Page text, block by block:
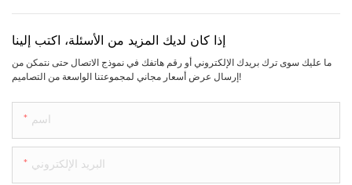
إذا كان لديك المزيد من الأسئلة، اكتب إلينا
ما عليك سوى ترك بريدك الإلكتروني أو رقم هاتفك في نموذج الاتصال حتى نتمكن من
إرسال عرض أسعار مجاني لمجموعتنا الواسعة من التصاميم!
اسم
البريد الإلكتروني